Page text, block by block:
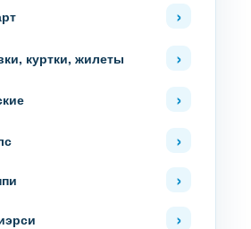
куртки, жилеты